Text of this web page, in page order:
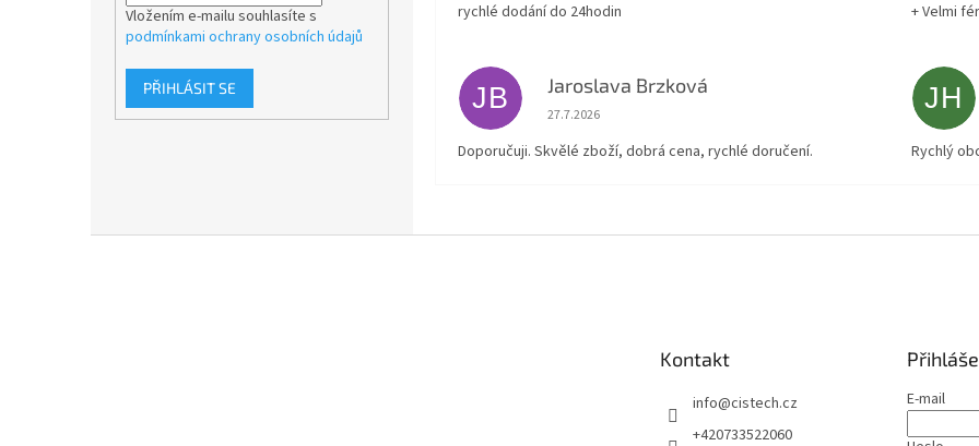
Vložením e-mailu souhlasíte s
podmínkami ochrany osobních údajů
PŘIHLÁSIT SE
rychlé dodání do 24hodin + Velmi
JB Jaroslava Brzková
Hodnocení obchodu je 5 z 5 hvězdiček.
27.7.2026
Doporučuji. Skvělé zboží, dobrá cena, rychlé doručení.
JH
Rychlý
Kontakt
info@cistech.cz
+420733522060
E-mail